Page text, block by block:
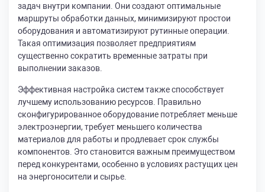
задач внутри компании. Они создают оптимальные
маршруты обработки данных, минимизируют простои
оборудования и автоматизируют рутинные операции.
Такая оптимизация позволяет предприятиям
существенно сократить временные затраты при
выполнении заказов.
Эффективная настройка систем также способствует
лучшему использованию ресурсов. Правильно
сконфигурированное оборудование потребляет меньше
электроэнергии, требует меньшего количества
материалов для работы и продлевает срок службы
компонентов. Это становится важным преимуществом
перед конкурентами, особенно в условиях растущих цен
на энергоносители и сырье.